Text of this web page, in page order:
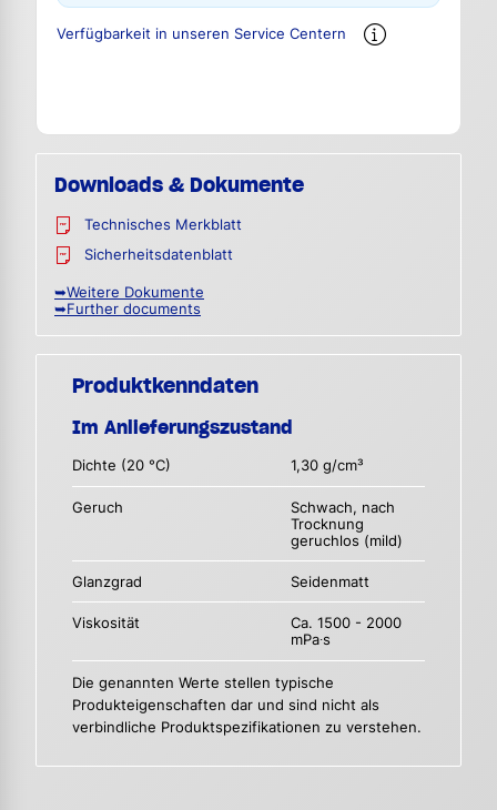
Verfügbarkeit in unseren Service Centern
Downloads & Dokumente
Technisches Merkblatt
Sicherheitsdatenblatt
➥Weitere Dokumente
➥Further documents
Produktkenndaten
Im Anlieferungszustand
Dichte (20 °C) 1,30 g/cm³
Geruch
Schwach, nach
Trocknung
geruchlos (mild)
Glanzgrad Seidenmatt
Viskosität
Ca. 1500 - 2000
mPa∙s
Die genannten Werte stellen typische
Produkteigenschaften dar und sind nicht als
verbindliche Produktspezifikationen zu verstehen.